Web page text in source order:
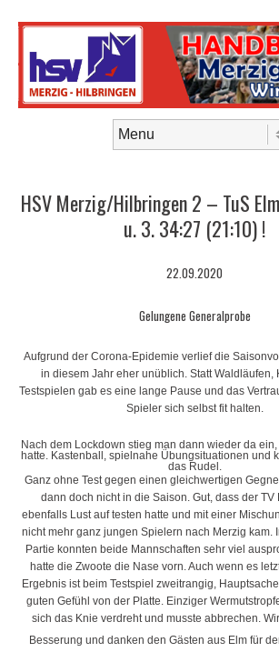
HSV Merzig/Hilbringen 2 – TuS
u. 3. 34:27 (21:10) !
22.09.2020
Gelungene Generalprobe
Aufgrund der Corona-Epidemie verlief die
in diesem Jahr eher unüblich. Statt Waldläufen,
Testspielen gab es eine lange Pause und das
Spieler sich selbst fit halten.
Nach dem Lockdown stieg man dann wieder da
hatte. Kastenball, spielnahe Übungsituationen und
das Rudel.
Ganz ohne Test gegen einen gleichwertigen
dann doch nicht in die Saison. Gut, dass der TV
ebenfalls Lust auf testen hatte und mit einer
nicht mehr ganz jungen Spielern nach Merzig kam.
Partie konnten beide Mannschaften sehr viel
hatte die Zwoote die Nase vorn. Auch wenn es
Ergebnis ist beim Testspiel zweitrangig,
guten Gefühl von der Platte. Einziger
sich das Knie verdreht und musste abbrechen.
Besserung und danken den Gästen aus Elm für